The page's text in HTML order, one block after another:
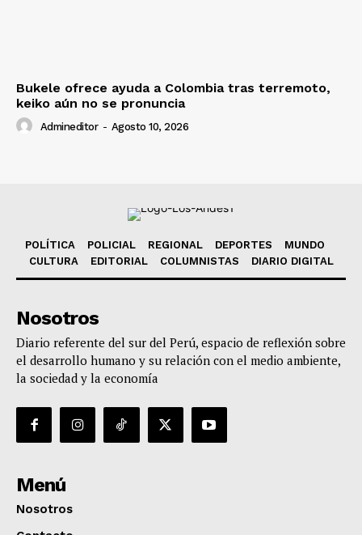
Bukele ofrece ayuda a Colombia tras terremoto,
keiko aún no se pronuncia
Admineditor - Agosto 10, 2026
POLÍTICA POLICIAL REGIONAL DEPORTES
MUNDO
CULTURA
EDITORIAL COLUMNISTAS DIARIO DIGITAL
Nosotros
Diario referente del sur del Perú, espacio de reflexión sobre
el desarrollo humano y su relación con el medio ambiente,
la sociedad y la economía
Menú
Nosotros